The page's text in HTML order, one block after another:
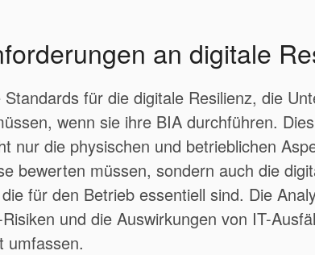
an digitale
für die digitale Resilienz, die
wenn sie ihre BIA durchführen.
nur die physischen und betrieblichen
bewerten müssen, sondern auch die
für den Betrieb essentiell sind. Die
und die Auswirkungen von IT-
umfassen.